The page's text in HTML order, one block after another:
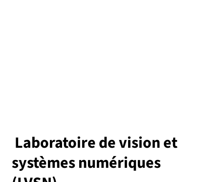
Laboratoire de vision et
systèmes numériques